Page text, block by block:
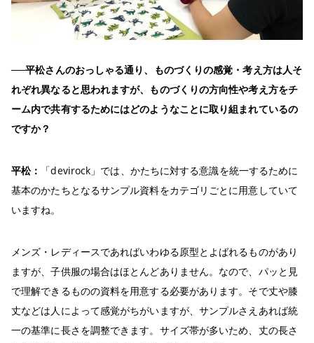
──平松さんのおっしゃる通り、ものづくりの感覚・考え方は人そ
れぞれ異なると思われますが、ものづくりの方向性や考え方をチ
ーム内で共有するためにはどのようなことに取り組まれているの
ですか？
平松：
「devirock」では、かたちに対する意識を統一するために
基本のかたちとなるサンプル資料をカテゴリごとに用意していて
いますね。
メンズ・レディースであればいわゆる原型とよばれるものがあり
ますが、子供服の場合はほとんどありません。なので、パッと見
で理解できるものの資料を用意する必要があります。そで丈や膝
丈などは人によって感覚がちがいますが、サンプルさえあれば統
一の基準に長さを調整できます。サイズ帯が多いため、丈の長さ